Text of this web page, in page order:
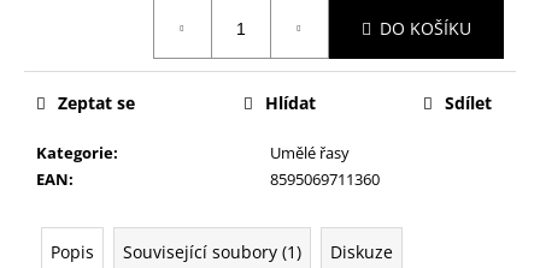
DO KOŠÍKU
Kategorie:
Umělé řasy
EAN: 8595069711360
Zeptat se Hlídat Sdílet
Popis Související soubory (1) Diskuze
e
m
NA
MAKE-